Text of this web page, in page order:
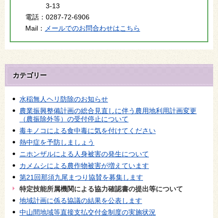
3-13
電話： 0287-72-6906
Mail： メールでのお問合わせはこちら
カテゴリー
水稲無人ヘリ防除のお知らせ
農業振興整備計画の総合見直しに伴う農用地利用計画変更
（農振除外等）の受付停止について
毒キノコによる食中毒に気を付けてください
熱中症を予防しましょう
ニホンザルによる人身被害の発生について
カメムシによる農作物被害が増えています
第21回那須九尾まつり協賛を募集します
特定技能所属機関による協力確認書の提出等について
地域計画に係る協議の結果を公表します
中山間地域等直接支払交付金制度の実施状況